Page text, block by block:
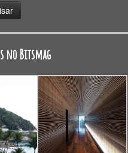
no Bitsmag